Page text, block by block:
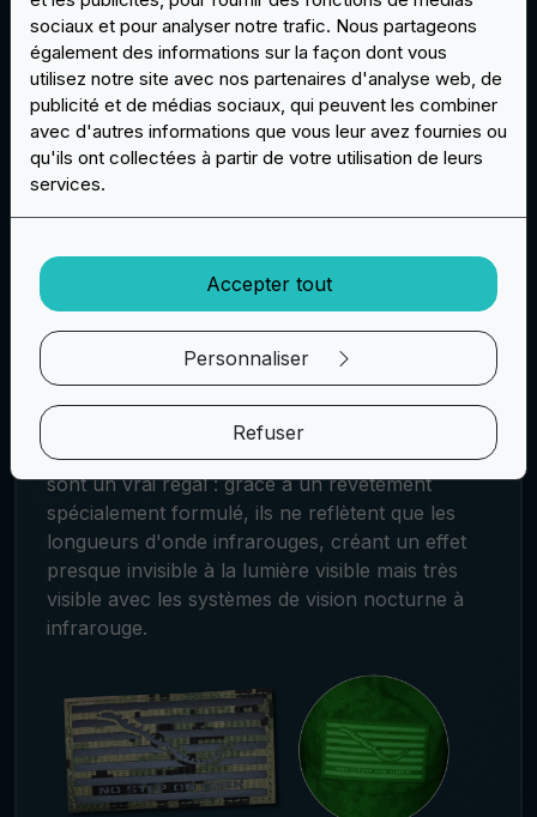
Options créatives : phosphorescentes,
réfléchissantes et personnalisées
Le plaisir ne s'arrête pas là ! Nous proposons
des options créatives telles que des sous-
réfléchissantes pour un look qui reflète la
lumière. La personnalisation est essentielle, avec
les sous-couches ou de souligner le texte ou les
graphiques à l'aide de matériaux réfléchissants.
Innovations technologiques : Réflexion IR
Pour les amateurs de technologie, les patchs IR
sont un vrai régal : grâce à un revêtement
spécialement formulé, ils ne reflètent que les
longueurs d'onde infrarouges, créant un effet
presque invisible à la lumière visible mais très
visible avec les systèmes de vision nocturne à
infrarouge.
sociaux et pour analyser notre trafic. Nous partageons
également des informations sur la façon dont vous
utilisez notre site avec nos partenaires d'analyse web, de
publicité et de médias sociaux, qui peuvent les combiner
avec d'autres informations que vous leur avez fournies ou
qu'ils ont collectées à partir de votre utilisation de leurs
services.
Accepter tout
Personnaliser
Refuser